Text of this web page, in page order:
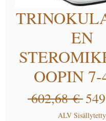
EN
OOPIN
602,68 €
ALV Sisällytetty